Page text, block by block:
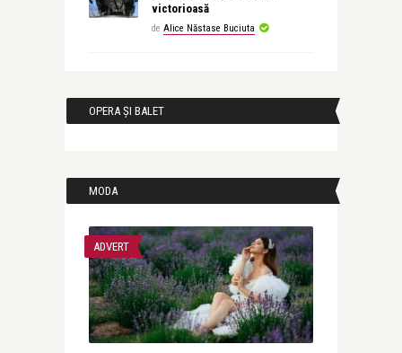
victorioasă
de Alice Năstase Buciuta
OPERA ȘI BALET
MODA
ADVERT